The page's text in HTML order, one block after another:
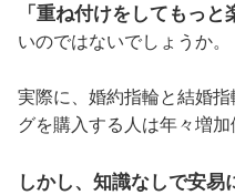
「重ね付けをしてもっと
いのではないでしょうか。
実際に、婚約指輪と結婚
グを購入する人は年々増加
しかし、知識なしで安易